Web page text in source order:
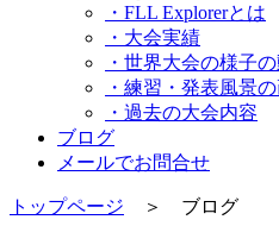
・FLL Explorerとは
・大会実績
・世界大会の様子
・練習・発表風景
・過去の大会内容
ブログ
メールでお問合せ
トップページ ＞ ブログ